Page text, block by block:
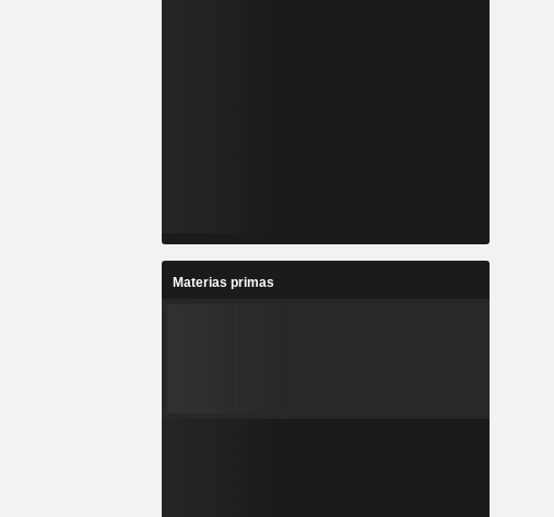
Materias primas